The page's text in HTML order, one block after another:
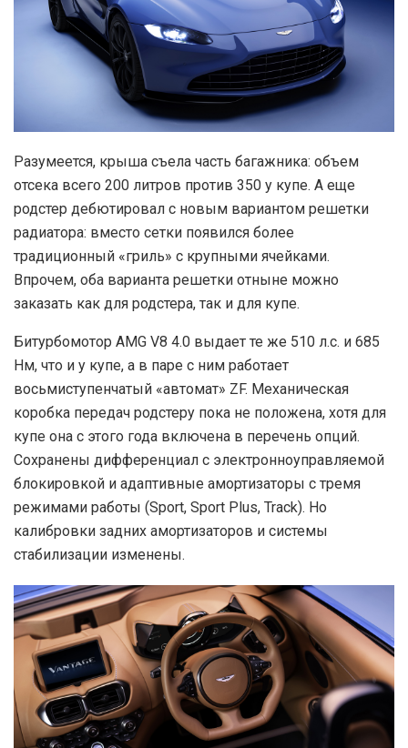
Разумеется, крыша съела часть багажника: объем
отсека всего 200 литров против 350 у купе. А еще
родстер дебютировал с новым вариантом решетки
радиатора: вместо сетки появился более
традиционный «гриль» с крупными ячейками.
Впрочем, оба варианта решетки отныне можно
заказать как для родстера, так и для купе.
Битурбомотор AMG V8 4.0 выдает те же 510 л.с. и 685
Нм, что и у купе, а в паре с ним работает
восьмиступенчатый «автомат» ZF. Механическая
коробка передач родстеру пока не положена, хотя для
купе она с этого года включена в перечень опций.
Сохранены дифференциал с электронноуправляемой
блокировкой и адаптивные амортизаторы с тремя
режимами работы (Sport, Sport Plus, Track). Но
калибровки задних амортизаторов и системы
стабилизации изменены.